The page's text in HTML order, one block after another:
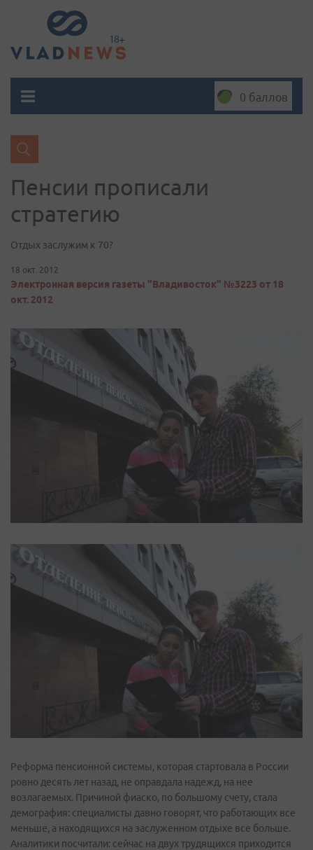
0 баллов
Пенсии прописали
cтратегию
Отдых заслужим к 70?
18 окт. 2012
Электронная версия газеты "Владивосток" №3223 от 18
окт. 2012
Реформа пенсионной системы, которая стартовала в России
ровно десять лет назад, не оправдала надежд, на нее
возлагаемых. Причиной фиаско, по большому счету, стала
демография: специалисты давно говорят, что работающих все
меньше, а находящихся на заслуженном отдыхе все больше.
Аналитики посчитали: сейчас на двух трудящихся приходится